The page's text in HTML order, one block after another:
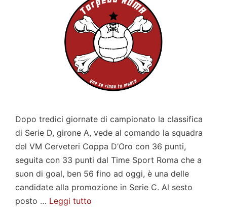
Dopo tredici giornate di campionato la classifica
di Serie D, girone A, vede al comando la squadra
del VM Cerveteri Coppa D’Oro con 36 punti,
seguita con 33 punti dal Time Sport Roma che a
suon di goal, ben 56 fino ad oggi, è una delle
candidate alla promozione in Serie C. Al sesto
posto … Leggi tutto